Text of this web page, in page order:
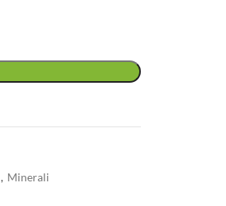
, Minerali